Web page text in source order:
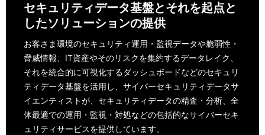
セキュリティデータ基盤とそれを起点と
したソリューションの提供
お客さま環境のセキュリティ運用・監視データや脆弱性・
脅威情報、IT資産やそのリスクを集約するデータレイク、
それを統合的に可視化するダッシュボードなどのセキュリ
ティデータ基盤を活用し、サイバーセキュリティデータサ
イエンティストが、セキュリティデータの精査・分析、全
体最適での運用・監視・対処などの包括的なサイバーセキ
ュリティサービスを提供しています。